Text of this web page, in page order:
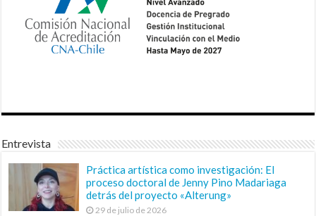
Entrevista
Práctica artística como investigación: El
proceso doctoral de Jenny Pino Madariaga
detrás del proyecto «Alterung»
29 de julio de 2026